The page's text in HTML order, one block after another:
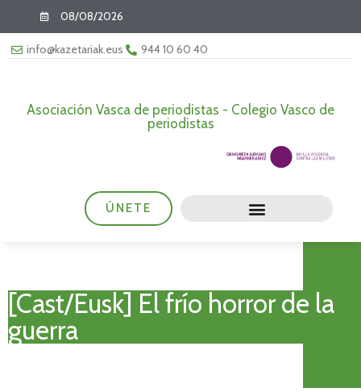
08/08/2026
info@kazetariak.eus 944 10 60 40
Asociación Vasca de periodistas - Colegio Vasco de
periodistas
ÚNETE
[Cast/Eusk] El frío horror de la
guerra